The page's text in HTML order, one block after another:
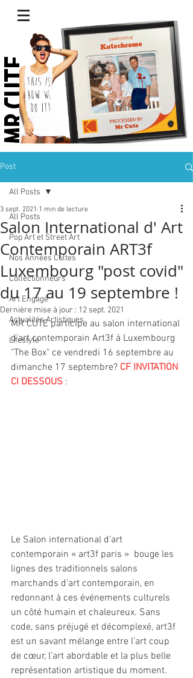
Post
All Posts
Pop Art et Street Art
Nos Années Cultes
Collectionneurs
Art Engagé
Actualités Artistiques
Lifestyle
All Posts
Salon International d' Art
Contemporain ART3f
Luxembourg "post covid"
du 17 au 19 septembre !
3 sept. 2021 1 min de lecture
Dernière mise à jour : 12 sept. 2021
MR CUTE participe au salon international
d'art contemporain Art3f à Luxembourg
"The Box" ce vendredi 16 septembre au
dimanche 17 septembre? CF INVITATION
CI DESSOUS :
Le Salon international d'art
contemporain « art3f paris »  bouge les
lignes des traditionnels salons
marchands d’art contemporain, en
redonnant à ces événements culturels
un côté humain et chaleureux. Sans
code, sans préjugé et décomplexé, art3f
est un savant mélange entre l’art coup
de cœur, l’art abordable et la plus belle
représentation artistique du moment.